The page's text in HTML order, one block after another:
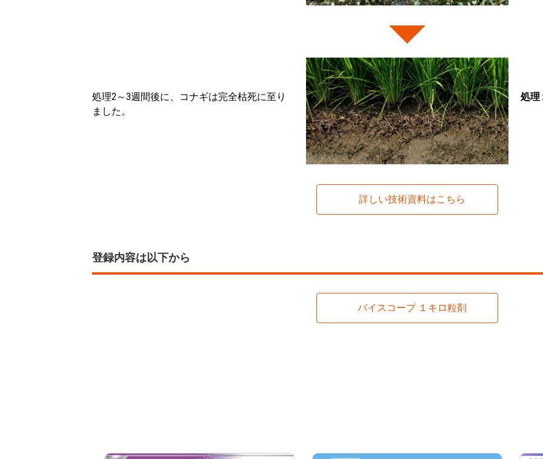
処理2～3週間後に、コナギは完全枯死に至り
ました。
処理
詳しい技術資料はこちら
登録内容は以下から
バイスコープ １キロ粒剤